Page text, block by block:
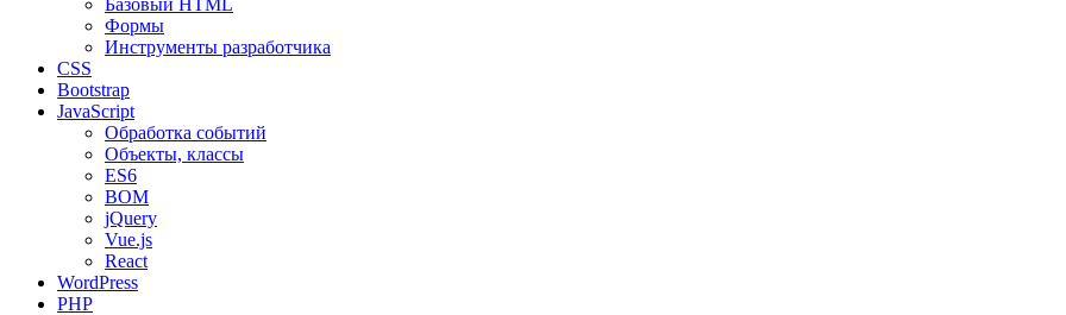
Базовый HTML
Формы
Инструменты разработчика
CSS
Bootstrap
JavaScript
Обработка событий
Объекты, классы
ES6
BOM
jQuery
Vue.js
React
WordPress
PHP